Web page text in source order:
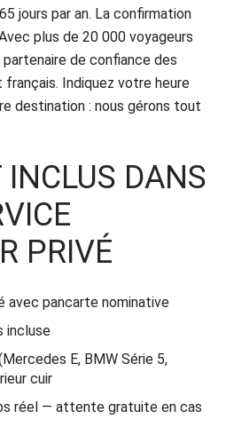
jours par an. La confirmation
plus de 20 000 voyageurs
de confiance des
Indiquez votre heure
destination : nous gérons tout
INCLUS DANS
PRIVÉ
avec pancarte nominative
incluse
E, BMW Série 5,
cuir
réel — attente gratuite en cas